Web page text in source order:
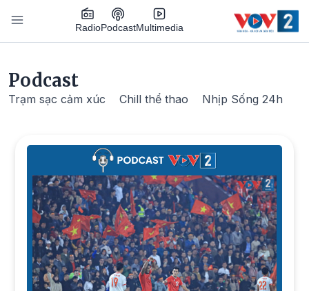
Nhảy đến nội dung
RadioPodcastMultimedia
Podcast
Trạm sạc cảm xúc Chill thể thao Nhịp Sống 24h